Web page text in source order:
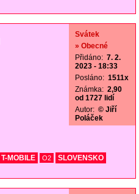
Svátek
» Obecné
Přidáno: 7. 2.
2023 - 18:33
Posláno: 1511x
Známka: 2,90
od 1727 lidí
Autor: © Jiří
Poláček
T-MOBILE O2
SLOVENSKO